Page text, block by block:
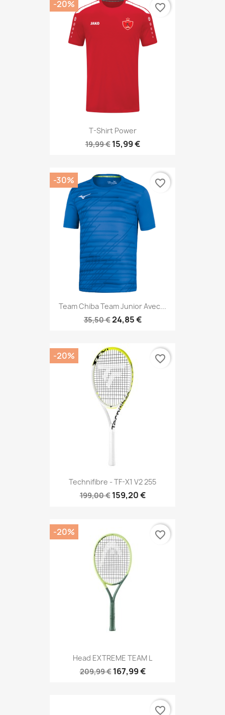
T-Shirt Power
19,99 € 15,99 €
-20% favorite_border
Team Chiba Team Junior Avec...
35,50 €24,85 €
-30% favorite_border
Technifibre - TF-X1 V2 255
199,00 € 159,20 €
-20% favorite_border
Head EXTREME TEAM L
209,99 € 167,99 €
-20% favorite_border
favorite_border